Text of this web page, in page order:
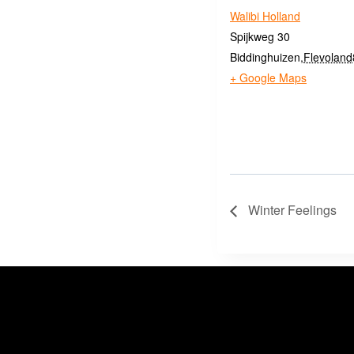
Walibi Holland
Spijkweg 30
Biddinghuizen,Flevoland
+ Google Maps
Winter Feelings